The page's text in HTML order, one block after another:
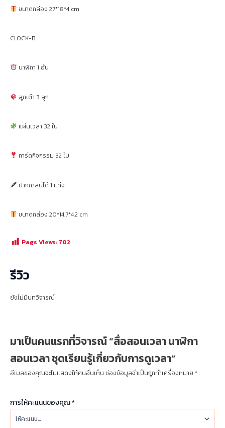
ขนาดกล่อง 27*18*4 cm
CLOCK-B
นาฬิกา 1 อัน
ลูกเต๋า 3 ลูก
แผ่นเวลา 32 ใบ
การ์ดกิจกรรม 32 ใบ
ปากกาลบได้ 1 แท่ง
ขนาดกล่อง 20*14.7*4.2 cm
Pags Views: 702
รีวิว
ยังไม่มีบทวิจารณ์
มาเป็นคนแรกที่วิจารณ์ “สื่อสอนเวลา นาฬิกา
สอนเวลา ชุดเรียนรู้เกี่ยวกับการดูเวลา”
อีเมลของคุณจะไม่แสดงให้คนอื่นเห็น ช่องข้อมูลจำเป็นถูกทำเครื่องหมาย *
การให้คะแนนของคุณ*